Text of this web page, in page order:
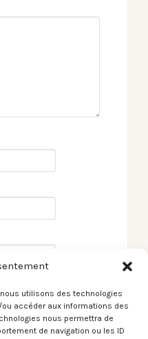
utilisons des technologies
accéder aux informations des
nous permettra de
de navigation ou les ID